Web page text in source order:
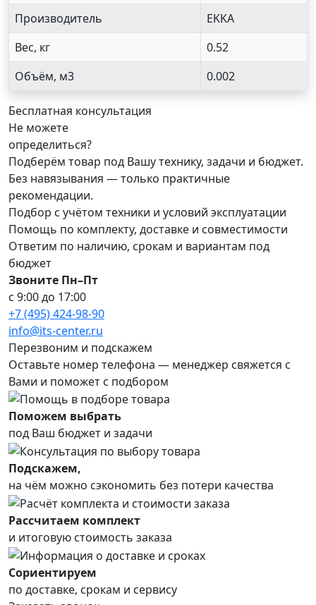
Производитель
EKKA
Вес, кг
0.52
Объём, м3
0.002
Бесплатная консультация
Не можете
определиться?
Подберём товар под Вашу технику, задачи и бюджет.
Без навязывания — только практичные
рекомендации.
Подбор с учётом техники и условий эксплуатации
Помощь по комплекту, доставке и совместимости
Ответим по наличию, срокам и вариантам под
бюджет
Звоните Пн–Пт
с 9:00 до 17:00
+7 (495) 424-98-90
info@its-center.ru
Перезвоним и подскажем
Оставьте номер телефона — менеджер свяжется с
Вами и поможет с подбором
Поможем выбрать
под Ваш бюджет и задачи
Подскажем,
на чём можно сэкономить без потери качества
Рассчитаем комплект
и итоговую стоимость заказа
Сориентируем
по доставке, срокам и сервису